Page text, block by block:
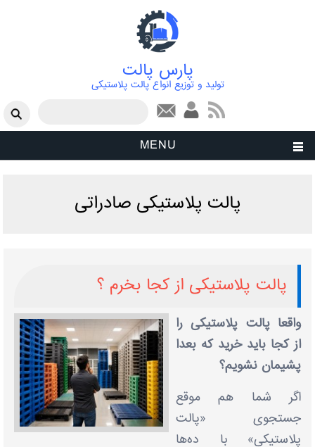
پارس پالت
تولید و توزیع انواع پالت پلاستیکی
فرم جستجو
MENU
پالت پلاستیکی صادراتی
پالت پلاستیکی از کجا بخرم ؟
واقعا پالت پلاستیکی را
از کجا باید خرید که بعدا
پشیمان نشویم؟
اگر شما هم موقع
جستجوی «پالت
پلاستیکی» با ده‌ها